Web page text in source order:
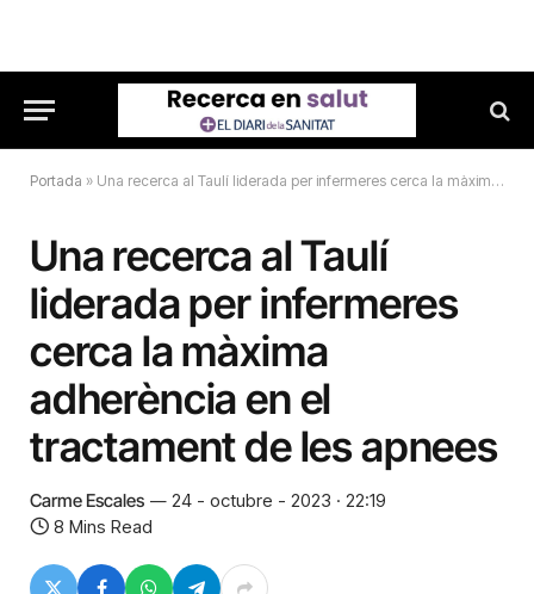
Portada » Una recerca al Taulí liderada per infermeres cerca la màxima adherència en el tractament de les apnees
Una recerca al Taulí
liderada per infermeres
cerca la màxima
adherència en el
tractament de les apnees
Carme Escales
24 - octubre - 2023 · 22:19
8 Mins Read